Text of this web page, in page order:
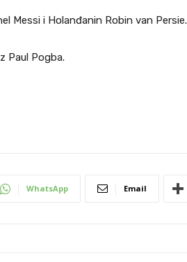
Messi i Holanđanin Robin van Persie.
Paul Pogba.
WhatsApp Email